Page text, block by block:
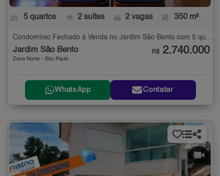
5 quartos 2 suítes 2 vagas 350 m²
Condomínio Fechado à Venda no Jardim São Bento com 5 quartos - 350 m²
Jardim São Bento
Zona Norte - São Paulo
R$ 2.740.000
WhatsApp Contatar